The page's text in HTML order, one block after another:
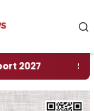
‎Soal